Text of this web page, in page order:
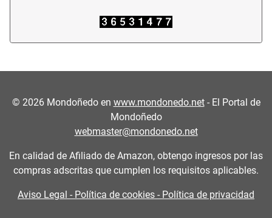
© 2026Mondoñedo en www.mondonedo.net- El Portal de
Mondoñedo
webmaster@mondonedo.net
En calidad de Afiliado de Amazon, obtengo ingresos por las
compras adscritas que cumplen los requisitos aplicables.
Aviso Legal - Política de cookies - Política de privacidad